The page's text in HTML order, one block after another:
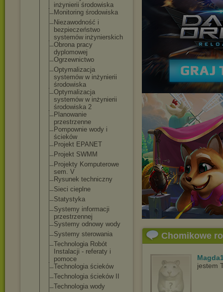
inżynierii środowiska
Monitoring środowiska
Niezawodność i
bezpieczeństwo
systemów inżynierskich
Obrona pracy
dyplomowej
Ogrzewnictwo
Optymalizacja
systemów w inżynierii
środowiska
Optymalizacja
systemów w inżynierii
środowiska 2
Planowanie
przestrzenne
Pompownie wody i
ścieków
Projekt EPANET
Projekt SWMM
Projekty Komputerowe
sem. V
Rysunek techniczny
Sieci cieplne
Statystyka
Systemy informacji
przestrzennej
Systemy odnowy wody
Systemy sterowania
Technologia Robót
Instalacji - referaty i
pomoce
Technologia ścieków
Technologia ścieków II
Technologia wody
Chomikowe
jestem